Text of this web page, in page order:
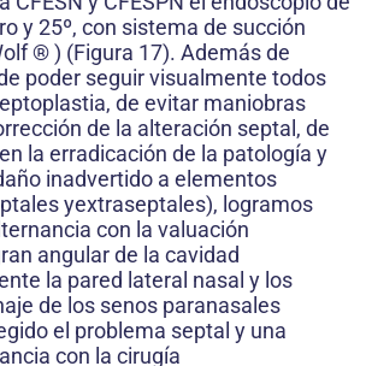
y 25º, con sistema de succión
® ) (Figura 17). Además de
poder seguir visualmente todos
de evitar maniobras
de la alteración septal, de
la erradicación de la patología y
inadvertido a elementos
yextraseptales), logramos
con la valuación
angular de la cavidad
la pared lateral nasal y los
de los senos paranasales
el problema septal y una
con la cirugía